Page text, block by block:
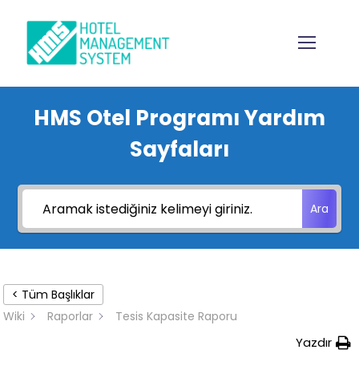
HMS Otel Programı Yardım
Sayfaları
Ara
< Tüm Başlıklar
Wiki
Raporlar Tesis Kapasite Raporu
Yazdır